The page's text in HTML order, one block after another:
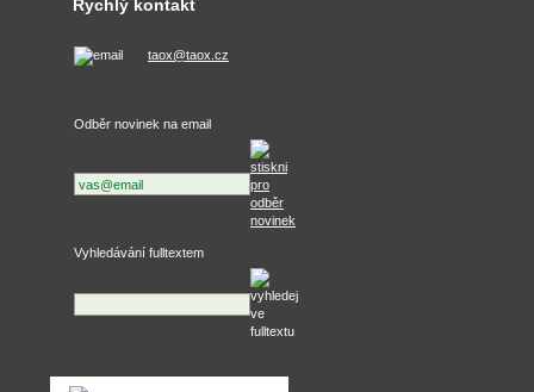
Rychlý kontakt
taox@taox.cz
Odběr novinek na email
Vyhledávání fulltextem